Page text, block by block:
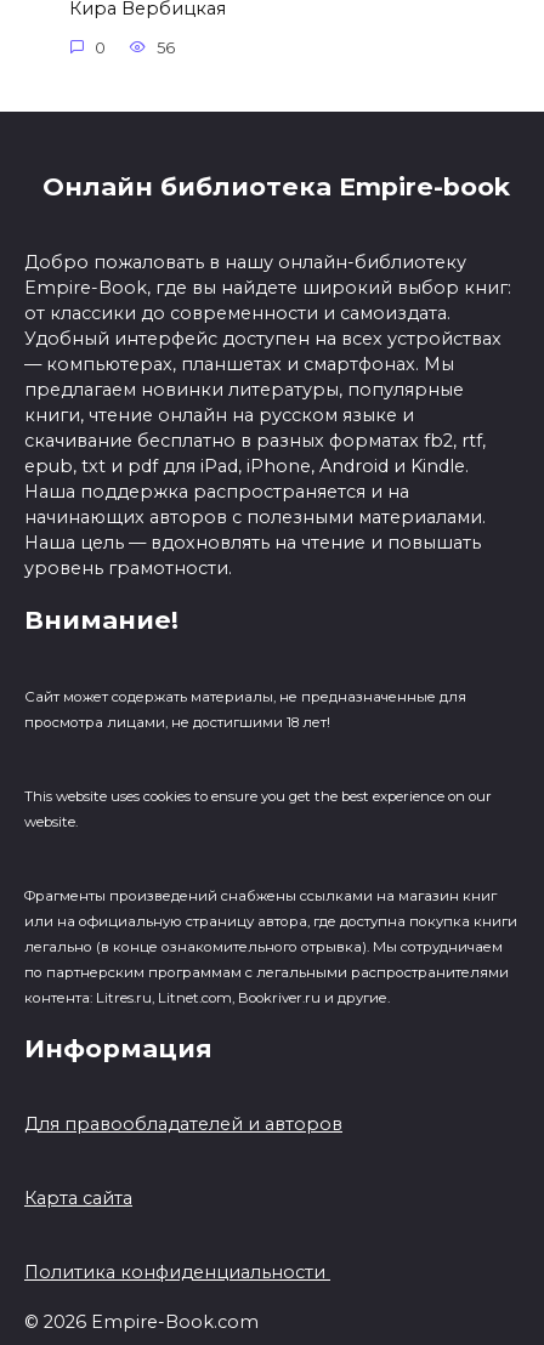
Кира Вербицкая
0 56
Онлайн библиотека Empire-book
Добро пожаловать в нашу онлайн-библиотеку
Empire-Book, где вы найдете широкий выбор книг:
от классики до современности и самоиздата.
Удобный интерфейс доступен на всех устройствах
— компьютерах, планшетах и смартфонах. Мы
предлагаем новинки литературы, популярные
книги, чтение онлайн на русском языке и
скачивание бесплатно в разных форматах fb2, rtf,
epub, txt и pdf для iPad, iPhone, Android и Kindle.
Наша поддержка распространяется и на
начинающих авторов с полезными материалами.
Наша цель — вдохновлять на чтение и повышать
уровень грамотности.
Внимание!
Сайт может содержать материалы, не предназначенные для
просмотра лицами, не достигшими 18 лет!
This website uses cookies to ensure you get the best experience on our
website.
Фрагменты произведений cнабжены ссылками на магазин книг
или на официальную страницу автора, где доступна покупка книги
легально (в конце ознакомительного отрывка). Мы сотрудничаем
по партнерским программам с легальными распространителями
контента: Litres.ru, Litnet.com, Bookriver.ru и другие.
Информация
Для правообладателей и авторов
Карта сайта
Политика конфиденциальности
© 2026 Empire-Book.com